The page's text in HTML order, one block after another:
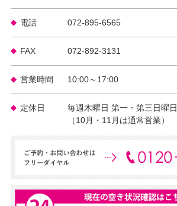
電話 072-895-6565
FAX 072-892-3131
営業時間 10:00～17:00
定休日
毎週木曜日 第一・第三日曜日
（10月・11月は通常営業）